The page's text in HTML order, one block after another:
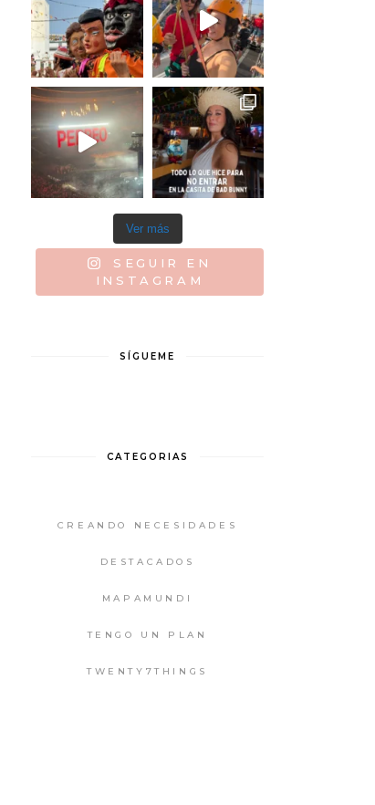
Ver más
SEGUIR EN
INSTAGRAM
SÍGUEME
CATEGORIAS
CREANDO NECESIDADES
DESTACADOS
MAPAMUNDI
TENGO UN PLAN
TWENTY7THINGS